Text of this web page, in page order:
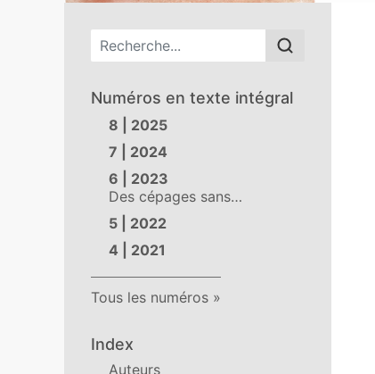
Menu principal
Numéros en texte intégral
8 | 2025
7 | 2024
6 | 2023
Des cépages sans…
5 | 2022
4 | 2021
Tous les numéros
Index
Auteurs